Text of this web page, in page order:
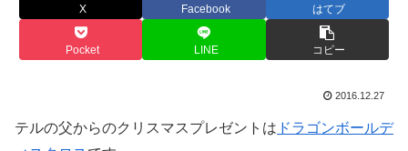
X Facebook はてブ
Pocket LINE コピー
2016.12.27
テルの父からのクリスマスプレゼントは ドラゴンボールデ